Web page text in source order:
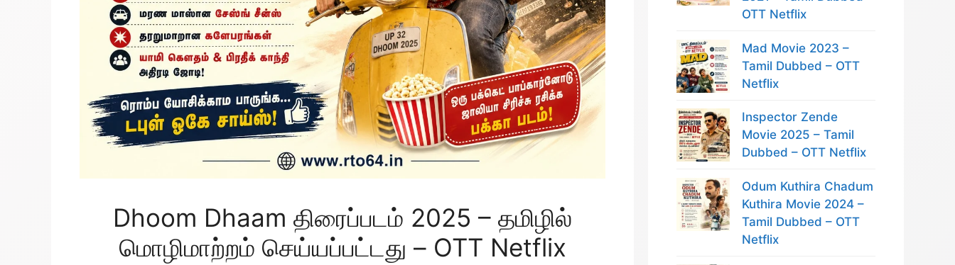
Dhoom Dhaam திரைப்படம் 2025 – தமிழில்
மொழிமாற்றம் செய்யப்பட்டது – OTT Netflix
OTT Netflix
Mad Movie 2023 –
Tamil Dubbed – OTT
Netflix
Inspector Zende
Movie 2025 – Tamil
Dubbed – OTT Netflix
Odum Kuthira Chadum
Kuthira Movie 2024 –
Tamil Dubbed – OTT
Netflix